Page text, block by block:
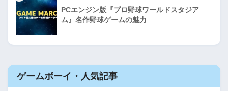
PCエンジン版『プロ野球ワールドスタジア
ム』名作野球ゲームの魅力
ゲームボーイ・人気記事